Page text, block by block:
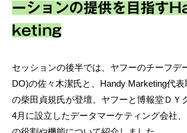
ーションの提供を目指す
keting
セッションの後半では、ヤフーのチーフデ
DO)の佐々木潔氏と、Handy Marketing代
の柴田貞規氏が登壇。ヤフーと博報堂ＤＹ
4月に設立したデータマーケティング会社